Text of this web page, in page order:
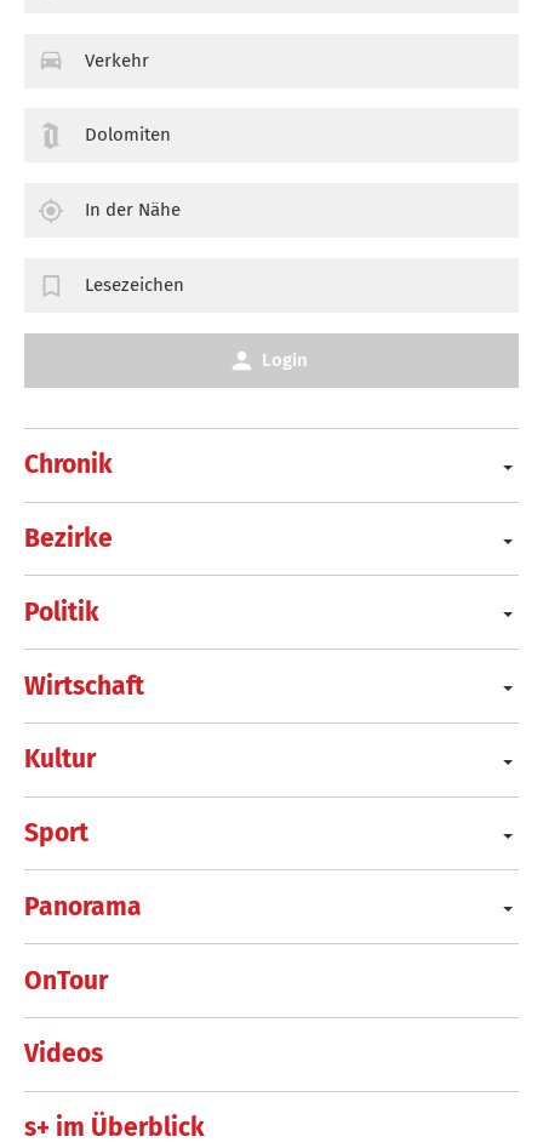
Chronik
Bezirke
Politik
Wirtschaft
Kultur
Sport
Panorama
OnTour
Videos
s+ im Überblick
Verkehr
Dolomiten
In der Nähe
Lesezeichen
Login